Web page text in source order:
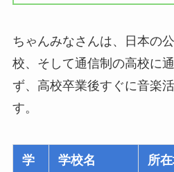
ちゃんみなさんは、日本の
校、そして通信制の高校に
ず、高校卒業後すぐに音楽
す。
学
学校名 所